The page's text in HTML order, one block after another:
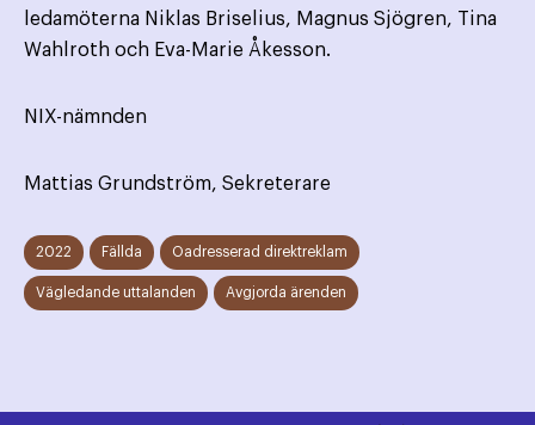
ledamöterna Niklas Briselius, Magnus Sjögren, Tina
Wahlroth och Eva-Marie Åkesson.
NIX-nämnden
Mattias Grundström, Sekreterare
2022 Fällda Oadresserad direktreklam
Vägledande uttalanden Avgjorda ärenden